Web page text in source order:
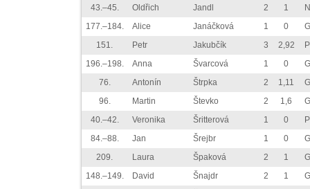
43.–45.
Oldřich Jandl 2 1
177.–184.
Alice Janáčková 1 0
151.
Petr Jakubčík 3 2,92
196.–198.
Anna Švarcová 1 0
76.
Antonín Štrpka 2 1,11
96.
Martin Števko 2 1,6
40.–42.
Veronika Šritterová 1 0
84.–88.
Jan Šrejbr 1 0
209.
Laura Špaková 2 1
148.–149.
David Šnajdr 2 1